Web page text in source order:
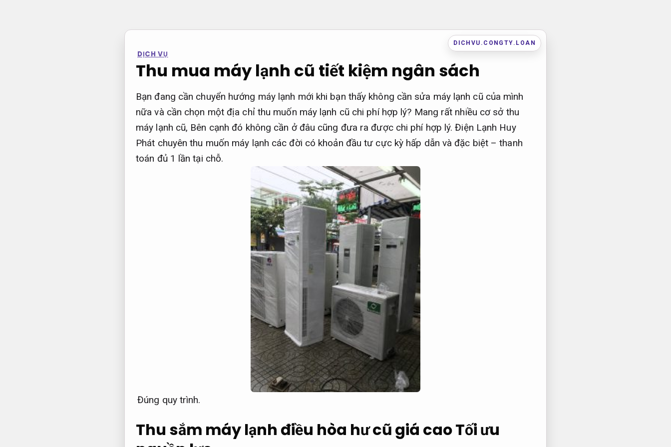
DICHVU.CONGTY.LOAN
DỊCH VỤ
Thu mua máy lạnh cũ tiết kiệm ngân sách
Bạn đang cần chuyển hướng máy lạnh mới khi bạn thấy không cần sửa máy lạnh cũ của mình
nữa và cần chọn một địa chỉ thu muốn máy lạnh cũ chi phí hợp lý? Mang rất nhiều cơ sở thu
máy lạnh cũ, Bên cạnh đó không cần ở đâu cũng đưa ra được chi phí hợp lý. Điện Lạnh Huy
Phát chuyên thu muốn máy lạnh các đời có khoản đầu tư cực kỳ hấp dẫn và đặc biệt – thanh
toán đủ 1 lần tại chỗ.
Đúng quy trình.
Thu sắm máy lạnh điều hòa hư cũ giá caoTối ưu